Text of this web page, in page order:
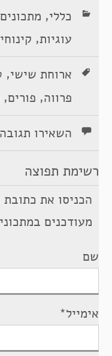
כללי,
עוגיות,
ארוחת שישי,
פרווה, פורים,
השאירו תגובה
רשימת תפוצה
הכניסו את
מעודכנים
שם
אימייל*